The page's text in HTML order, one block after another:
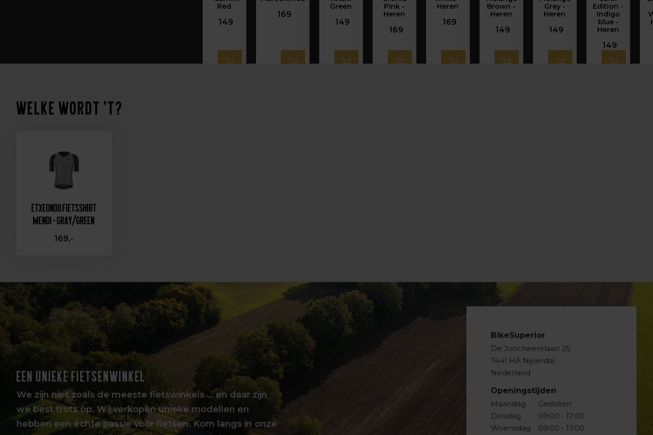
Red
149
169
Green
149
Pink -
Heren
169
Heren
169
Brown -
Heren
149
Grey -
Heren
149
Edition -
Indigo
blue -
Heren
149
Welke wordt 't?
Etxeondo Fietsshirt
Mendi - Gray/Green
169,-
EEN UNIEKE FIETSENWINKEL
We zijn niet zoals de meeste fietswinkels … en daar zijn
we best trots op. Wij verkopen unieke modellen en
hebben een échte passie voor fietsen. Kom langs in onze
BikeSuperior
De Joncheerelaan 25
7441 HA Nijverdal
Nederland
Openingstijden
Maandag
Dinsdag
Woensdag
Gesloten
09:00 - 17:00
09:00 - 17:00